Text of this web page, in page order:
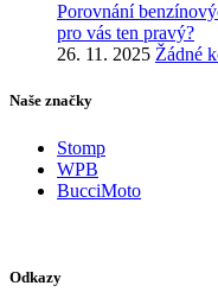
Porovnání
pro vás ten pravý?
26. 11. 2025 Žádné
Naše značky
Stomp
WPB
BucciMoto
Odkazy